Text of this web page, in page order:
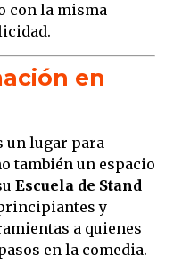
con la misma
en
un lugar para
también un espacio
Escuela de Stand
y
a quienes
en la comedia.